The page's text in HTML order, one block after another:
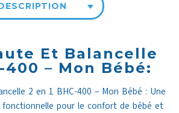
Et Balancelle
400 – Mon Bébé:
2 en 1 BHC-400 – Mon Bébé : Une
pour le confort de bébé et